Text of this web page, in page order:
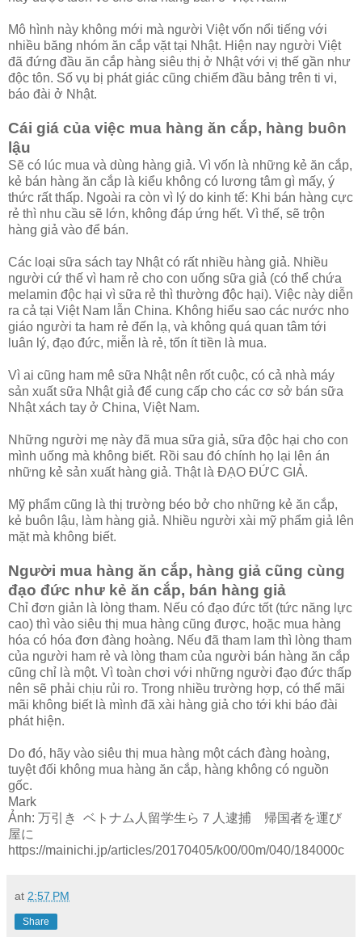
Mô hình này không mới mà người Việt vốn nổi tiếng với
nhiều băng nhóm ăn cắp vặt tại Nhật. Hiện nay người Việt
đã đứng đầu ăn cắp hàng siêu thị ở Nhật với vị thế gần như
độc tôn. Số vụ bị phát giác cũng chiếm đầu bảng trên ti vi,
báo đài ở Nhật.
Cái giá của việc mua hàng ăn cắp, hàng buôn
lậu
Sẽ có lúc mua và dùng hàng giả. Vì vốn là những kẻ ăn cắp,
kẻ bán hàng ăn cắp là kiểu không có lương tâm gì mấy, ý
thức rất thấp. Ngoài ra còn vì lý do kinh tế: Khi bán hàng cực
rẻ thì nhu cầu sẽ lớn, không đáp ứng hết. Vì thế, sẽ trộn
hàng giả vào để bán.
Các loại sữa sách tay Nhật có rất nhiều hàng giả. Nhiều
người cứ thế vì ham rẻ cho con uống sữa giả (có thể chứa
melamin độc hại vì sữa rẻ thì thường độc hại). Việc này diễn
ra cả tại Việt Nam lẫn China. Không hiểu sao các nước nho
giáo người ta ham rẻ đến lạ, và không quá quan tâm tới
luân lý, đạo đức, miễn là rẻ, tốn ít tiền là mua.
Vì ai cũng ham mê sữa Nhật nên rốt cuộc, có cả nhà máy
sản xuất sữa Nhật giả để cung cấp cho các cơ sở bán sữa
Nhật xách tay ở China, Việt Nam.
Những người mẹ này đã mua sữa giả, sữa độc hại cho con
mình uống mà không biết. Rồi sau đó chính họ lại lên án
những kẻ sản xuất hàng giả. Thật là ĐẠO ĐỨC GIẢ.
Mỹ phẩm cũng là thị trường béo bở cho những kẻ ăn cắp,
kẻ buôn lậu, làm hàng giả. Nhiều người xài mỹ phẩm giả lên
mặt mà không biết.
Người mua hàng ăn cắp, hàng giả cũng cùng
đạo đức như kẻ ăn cắp, bán hàng giả
Chỉ đơn giản là lòng tham. Nếu có đạo đức tốt (tức năng lực
cao) thì vào siêu thị mua hàng cũng được, hoặc mua hàng
hóa có hóa đơn đàng hoàng. Nếu đã tham lam thì lòng tham
của người ham rẻ và lòng tham của người bán hàng ăn cắp
cũng chỉ là một. Vì toàn chơi với những người đạo đức thấp
nên sẽ phải chịu rủi ro. Trong nhiều trường hợp, có thể mãi
mãi không biết là mình đã xài hàng giả cho tới khi báo đài
phát hiện.
Do đó, hãy vào siêu thị mua hàng một cách đàng hoàng,
tuyệt đối không mua hàng ăn cắp, hàng không có nguồn
gốc.
Mark
Ảnh: 万引き ベトナム人留学生ら７人逮捕 帰国者を運び
屋に
https://mainichi.jp/articles/20170405/k00/00m/040/184000c
at 2:57 PM
Share